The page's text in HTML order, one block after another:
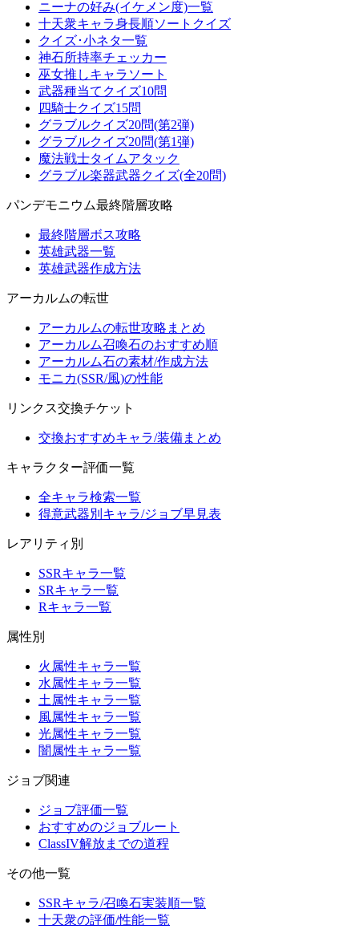
ニーナの好み(イケメン度)一覧
十天衆キャラ身長順ソートクイズ
クイズ･小ネタ一覧
神石所持率チェッカー
巫女推しキャラソート
武器種当てクイズ10問
四騎士クイズ15問
グラブルクイズ20問(第2弾)
グラブルクイズ20問(第1弾)
魔法戦士タイムアタック
グラブル楽器武器クイズ(全20問)
パンデモニウム最終階層攻略
最終階層ボス攻略
英雄武器一覧
英雄武器作成方法
アーカルムの転世
アーカルムの転世攻略まとめ
アーカルム召喚石のおすすめ順
アーカルム石の素材/作成方法
モニカ(SSR/風)の性能
リンクス交換チケット
交換おすすめキャラ/装備まとめ
キャラクター評価一覧
全キャラ検索一覧
得意武器別キャラ/ジョブ早見表
レアリティ別
SSRキャラ一覧
SRキャラ一覧
Rキャラ一覧
属性別
火属性キャラ一覧
水属性キャラ一覧
土属性キャラ一覧
風属性キャラ一覧
光属性キャラ一覧
闇属性キャラ一覧
ジョブ関連
ジョブ評価一覧
おすすめのジョブルート
ClassIV解放までの道程
その他一覧
SSRキャラ/召喚石実装順一覧
十天衆の評価/性能一覧